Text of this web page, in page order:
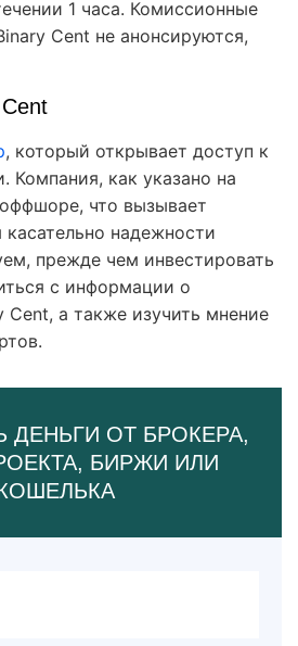
1 часа. Комиссионные
Cent не анонсируются,
, который открывает доступ к
Компания, как указано на
что вызывает
надежности
прежде чем инвестировать
с информации о
Cent, а также изучить мнение
ДЕНЬГИ ОТ БРОКЕРА,
БИРЖИ ИЛИ